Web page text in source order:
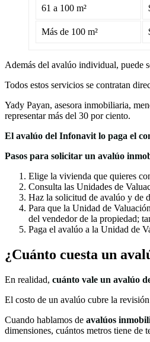
61 a 100 m²
Más de 100 m²
Además del avalúo individual, puede
Todos estos servicios se contratan
Yady Payan, asesora inmobiliaria,
representar más del 30 por ciento.
El avalúo del Infonavit lo paga el
Pasos para solicitar un avalúo
Elige la vivienda que quieres
Consulta las Unidades de
Haz la solicitud de avalúo y de
Para que la Unidad de
del vendedor de la propiedad;
Paga el avalúo a la Unidad de
¿Cuánto cuesta un
En realidad, cuánto vale un avalúo
El costo de un avalúo​ cubre la
Cuando hablamos de avalúos
dimensiones, cuántos metros tiene de